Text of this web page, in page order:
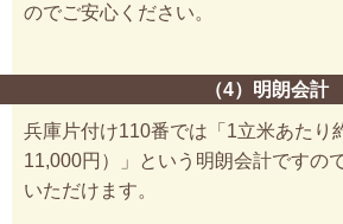
のでご安心ください。
（4）明朗会計
兵庫片付け110番では「1立米あたり
11,000円）」という明朗会計ですの
いただけます。